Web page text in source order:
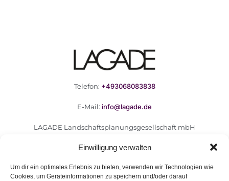
Einwilligung verwalten
Um dir ein optimales Erlebnis zu bieten, verwenden wir Technologien wie
Cookies, um Geräteinformationen zu speichern und/oder darauf
Telefon: +493068083838
E-Mail: info@lagade.de
LAGADE Landschaftsplanungsgesellschaft mbH
14167 Berlin